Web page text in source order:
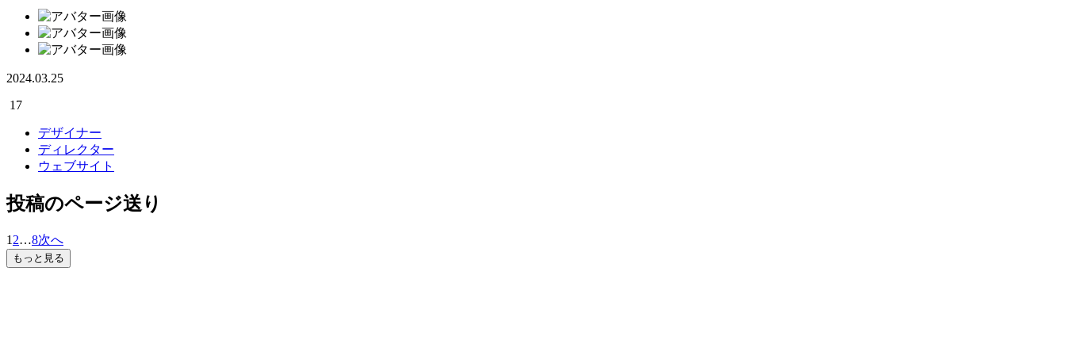
2024.03.25
17
デザイナー
ディレクター
ウェブサイト
投稿のページ送り
1 2…8次へ
もっと見る